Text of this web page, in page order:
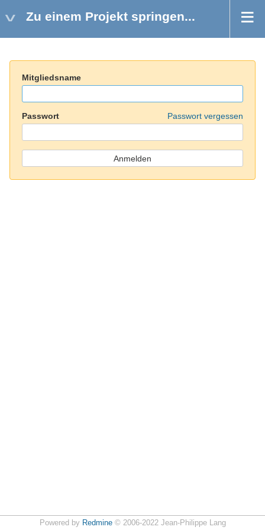
Zu einem Projekt springen...
Mitgliedsname
Passwort Passwort vergessen
Powered by Redmine© 2006-2022 Jean-Philippe Lang